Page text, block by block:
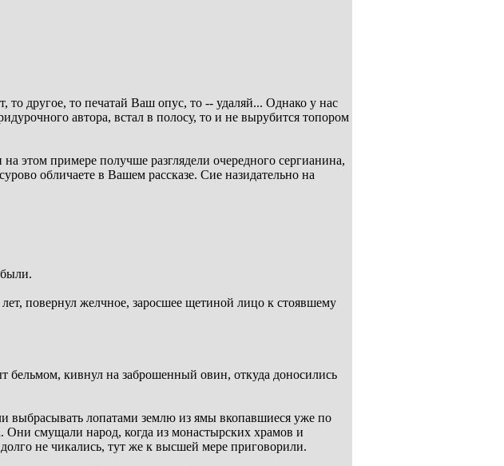
другое, то печатай Ваш опус, то -- удаляй... Однако у нас
автора, встал в полосу, то и не вырубится топором
этом примере получше разглядели очередного сергианина,
обличаете в Вашем рассказе. Сие назидательно на
повернул желчное, заросшее щетиной лицо к стоявшему
бельмом, кивнул на заброшенный овин, откуда доносились
выбрасывать лопатами землю из ямы вкопавшиеся уже по
смущали народ, когда из монастырских храмов и
не чикались, тут же к высшей мере приговорили.